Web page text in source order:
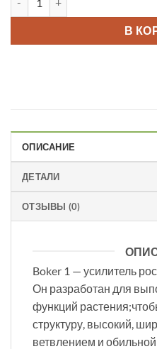
В
ОПИСАНИЕ
ДЕТАЛИ
ОТЗЫВЫ (0)
Boker 1 — усилитель
Он разработан для
функций
структуру, высокий,
ветвлением и обильной